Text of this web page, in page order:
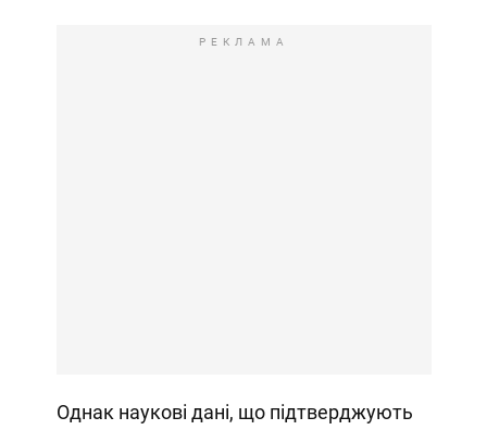
РЕКЛАМА
Однак наукові дані, що підтверджують